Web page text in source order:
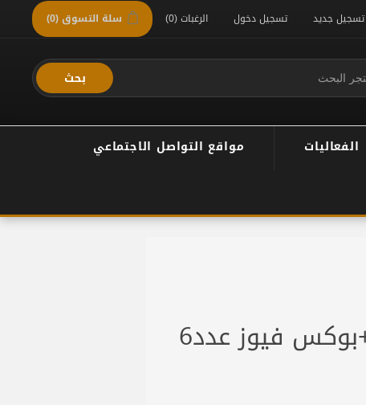
تسجيل جديد تسجيل دخول الرغبات(0) سلة التسوق(0)
بحث
الفعاليات مواقع التواصل الاجتماعي
بوكس سويتشات +بوكس فيوز عدد6